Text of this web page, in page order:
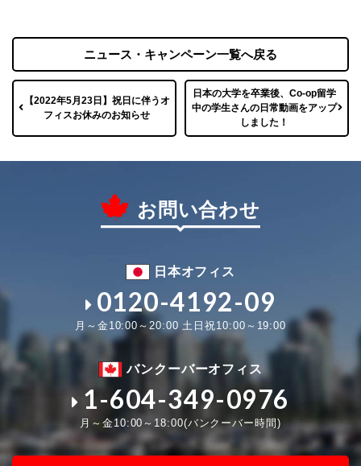
【2022年5月23日】祝日に伴うオ
フィスお休みのお知らせ
ニュース・キャンペーン一覧へ戻る
日本の大学を卒業後、Co-op留学
中の学生さんの日常動画をアップ
しました！
お問い合わせ
日本オフィス
0120-4192-09
月～金10:00～20:00 土日祝10:00～19:00
バンクーバーオフィス
1-604-349-0976
月～金10:00～18:00(バンクーバー時間)